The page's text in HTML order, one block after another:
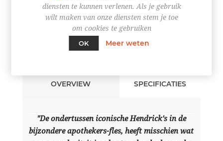
OVERVIEW SPECIFICATIES
"De ondertussen iconische Hendrick's in de
bijzondere apothekers-fles, heeft misschien wat
diensten te kunnen verlenen. Als je gebruik
wilt maken van onze diensten stem je toe
om cookies te gebruiken
OK
Meer weten